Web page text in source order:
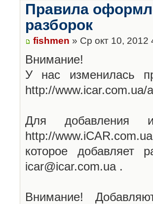
Правила
разборок
fishmen » Ср окт 10, 2012
Внимание!
У нас изменилась
http://www.icar.com.ua/
Для добавления
http://
которое добавляет
icar@icar.com.ua .
Внимание!